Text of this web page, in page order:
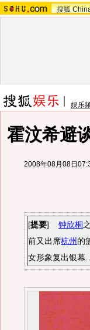
搜狐
娱乐
霍汶希避
2008年08月08日
[提要] 钟欣桐
前又出席杭州 的
女形象复出银